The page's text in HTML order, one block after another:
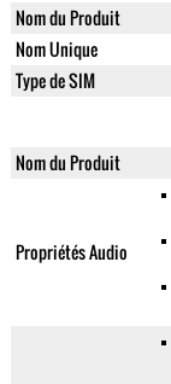
Nom du Produit
Nom Unique
Type de SIM
Nom du Produit
Propriétés Audio